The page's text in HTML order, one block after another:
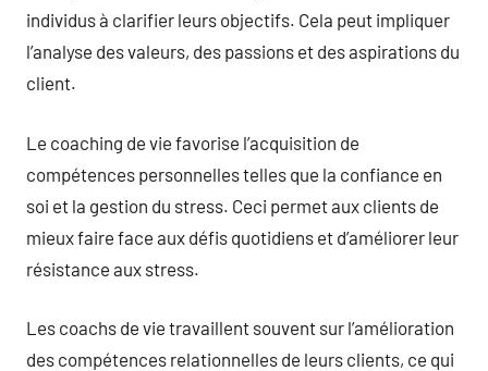
individus à clarifier leurs objectifs. Cela peut impliquer
l’analyse des valeurs, des passions et des aspirations du
client.
Le coaching de vie favorise l’acquisition de
compétences personnelles telles que la confiance en
soi et la gestion du stress. Ceci permet aux clients de
mieux faire face aux défis quotidiens et d’améliorer leur
résistance aux stress.
Les coachs de vie travaillent souvent sur l’amélioration
des compétences relationnelles de leurs clients, ce qui